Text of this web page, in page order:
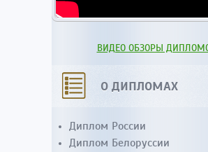
ВИДЕО ОБЗОРЫ
О ДИПЛОМАХ
Диплом России
Диплом Белоруссии